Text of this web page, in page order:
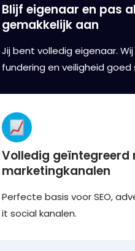
Blijf eigenaar en pas
gemakkelijk aan
Jij bent volledig eigenaar.
fundering en veiligheid
Volledig geïntegreerd
marketingkanalen
Perfecte basis voor SEO,
it social kanalen.